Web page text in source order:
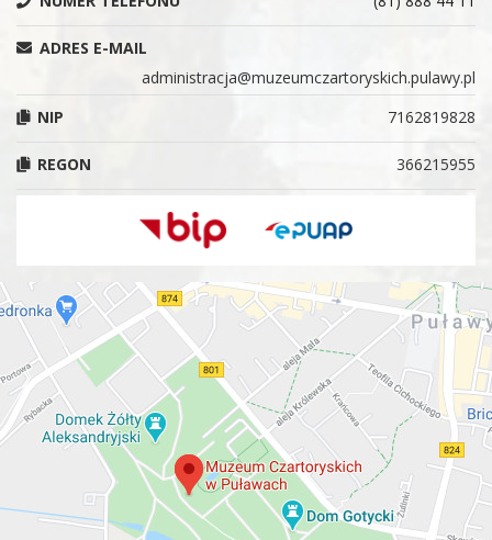
ADRES E-MAIL
administracja@muzeumczartoryskich.pulawy.pl
NIP
7162819828
REGON 366215955